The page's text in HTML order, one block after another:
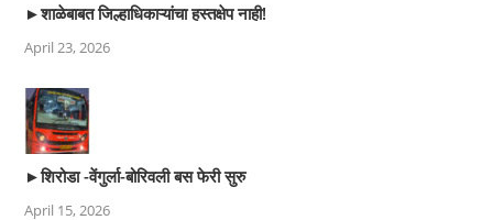
►शाळेबाबत जिल्हाधिकाऱ्यांचा हस्तक्षेप नाही!
April 23, 2026
►शिरोडा -वेंगुर्ला-बोरिवली बस फेरी सुरु
April 15, 2026